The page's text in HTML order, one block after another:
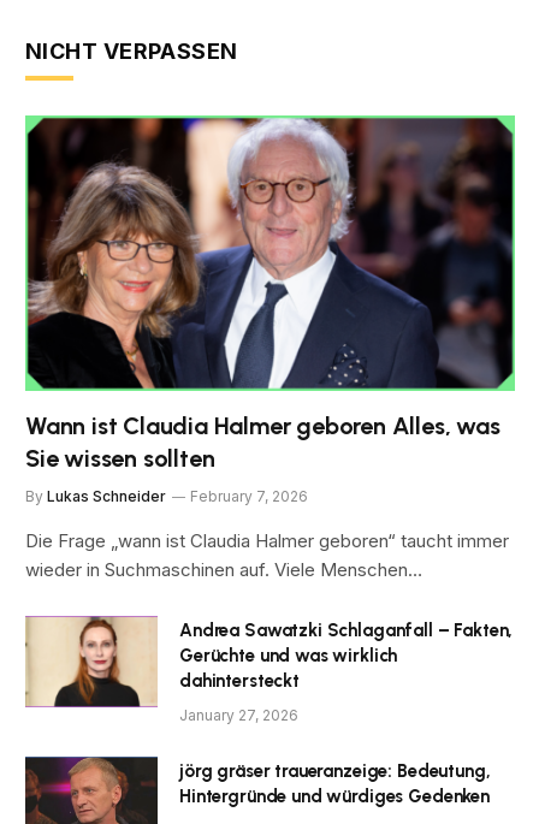
NICHT VERPASSEN
Wann ist Claudia Halmer geboren Alles, was
Sie wissen sollten
By Lukas Schneider February 7, 2026
Die Frage „wann ist Claudia Halmer geboren“ taucht immer
wieder in Suchmaschinen auf. Viele Menschen…
Andrea Sawatzki Schlaganfall – Fakten,
Gerüchte und was wirklich
dahintersteckt
January 27, 2026
jörg gräser traueranzeige: Bedeutung,
Hintergründe und würdiges Gedenken